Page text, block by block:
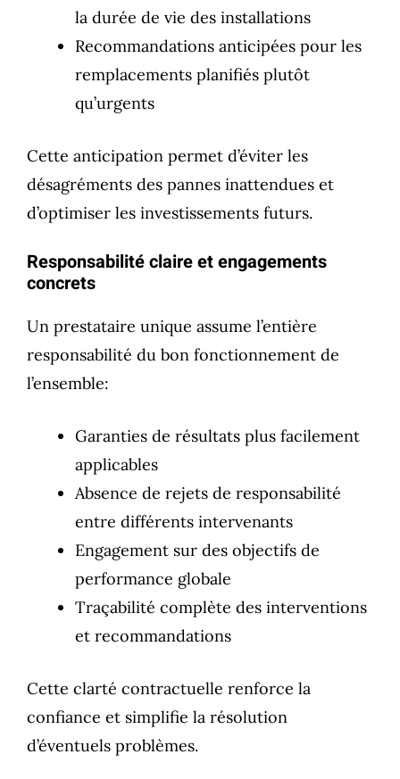
la durée de vie des installations
Recommandations anticipées pour les
remplacements planifiés plutôt
qu’urgents
Cette anticipation permet d’éviter les
désagréments des pannes inattendues et
d’optimiser les investissements futurs.
Responsabilité claire et engagements
concrets
Un prestataire unique assume l’entière
responsabilité du bon fonctionnement de
l’ensemble:
Garanties de résultats plus facilement
applicables
Absence de rejets de responsabilité
entre différents intervenants
Engagement sur des objectifs de
performance globale
Traçabilité complète des interventions
et recommandations
Cette clarté contractuelle renforce la
confiance et simplifie la résolution
d’éventuels problèmes.